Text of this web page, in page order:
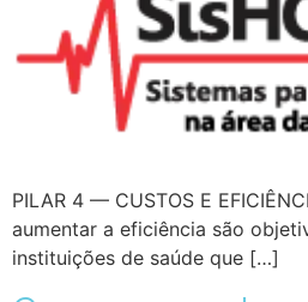
PILAR 4 — CUSTOS E
aumentar a eficiência são
instituições de saúde que […]